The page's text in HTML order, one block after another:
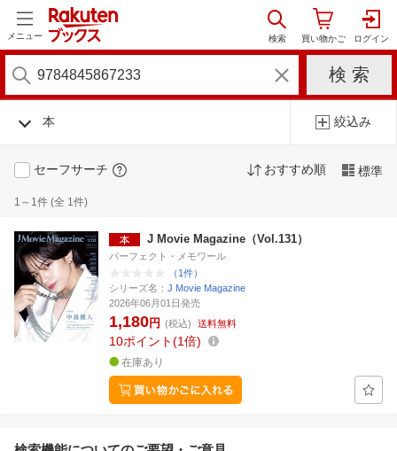
メニュー
本 絞込み
セーフサーチ おすすめ順 標準
1～1件 (全 1件)
J Movie Magazine（Vol.131）
パーフェクト・メモワール
（1件）
シリーズ名： J Movie Magazine
2026年06月01日発売
1,180円 (税込) 送料無料
10ポイント 1倍
在庫あり